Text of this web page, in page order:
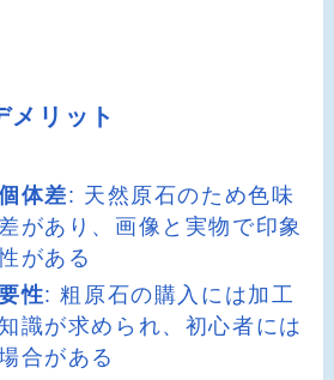
リット
体差: 天然原石のため色味
があり、画像と実物で印象
がある
性: 粗原石の購入には加工
識が求められ、初心者には
合がある